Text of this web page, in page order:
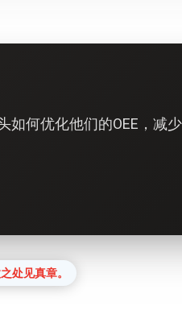
如何优化他们的OEE，减
处见真章。